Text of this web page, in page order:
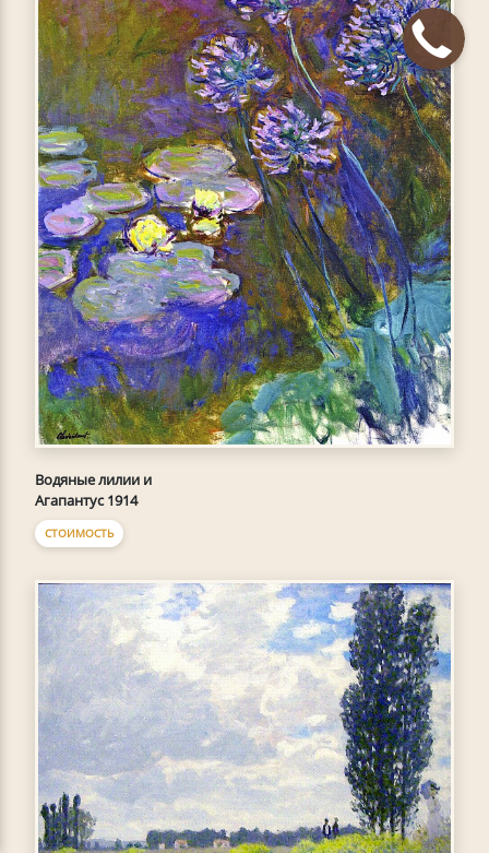
Водяные лилии и
Агапантус 1914
СТОИМОСТЬ